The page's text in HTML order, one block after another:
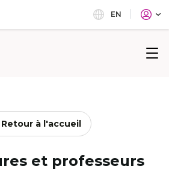
EN
Retour à l'accueil
et professeurs